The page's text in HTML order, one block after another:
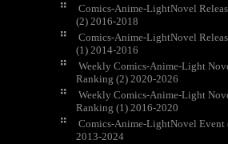
Comics-Anime-LightNovel
(2) 2016-2018
Comics-Anime-LightNovel
(1) 2014-2016
Weekly Comics-Anime-Light
Ranking (2) 2020-2026
Weekly Comics-Anime-Light
Ranking (1) 2016-2020
Comics-Anime-LightNovel Event
2013-2024